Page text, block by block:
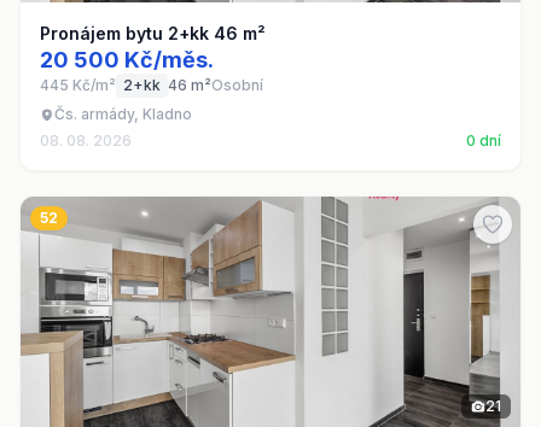
Pronájem bytu 2+kk 46 m²
20 500 Kč/měs.
445 Kč/m² 2+kk 46 m²Osobní
Čs. armády, Kladno
08. 08. 2026
0 dní
52
21